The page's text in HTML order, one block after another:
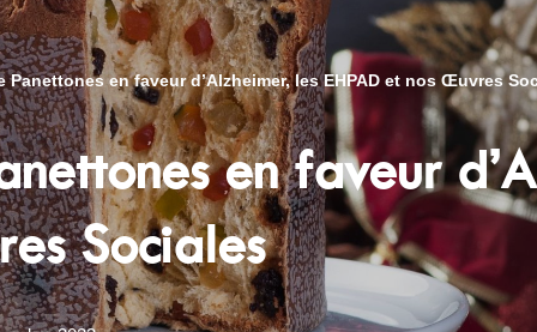
Panettones en faveur d’Alzheimer, les EHPAD et nos Œuvres
en faveur
Sociales